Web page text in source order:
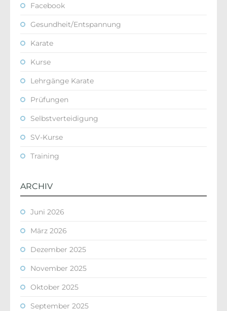
Facebook
Gesundheit/Entspannung
Karate
Kurse
Lehrgänge Karate
Prüfungen
Selbstverteidigung
SV-Kurse
Training
ARCHIV
Juni 2026
März 2026
Dezember 2025
November 2025
Oktober 2025
September 2025